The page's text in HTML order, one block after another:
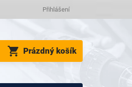
Přihlášení
NÁKUPNÍ
KOŠÍK
Prázdný košík